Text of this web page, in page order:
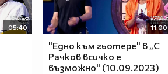
05:40 11:00
"Едно към гьотере" в „С
Рачков всичко е
възможно" (10.09.2023)